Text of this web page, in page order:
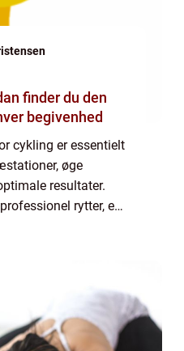
begivenhed
cykling er essentielt
øge
resultater.
rytter, en